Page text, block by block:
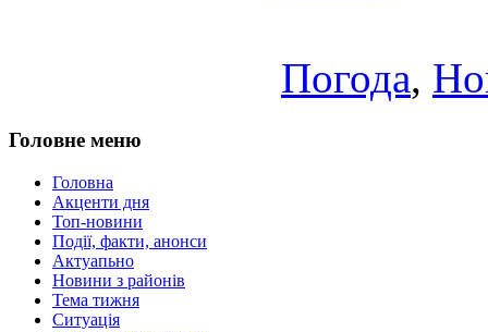
Погода,
Головне меню
Головна
Акценти дня
Топ-новини
Події, факти, анонси
Актуапьно
Новини з районів
Тема тижня
Ситуація